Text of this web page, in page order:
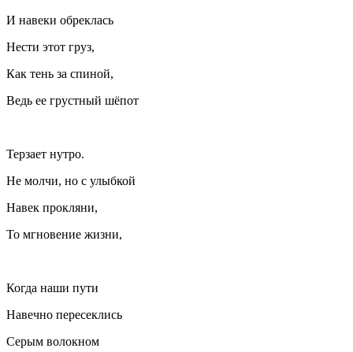
И навеки обреклась
Нести этот груз,
Как тень за спиной,
Ведь ее грустный шёпот
Терзает нутро.
Не молчи, но с улыбкой
Навек прокляни,
То мгновение жизни,
Когда наши пути
Навечно пересеклись
Серым волокном